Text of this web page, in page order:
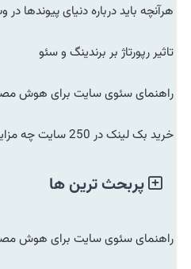
هرآنچه باید درباره دنیای پیوندها در
تاثیر رپورتاژ بر برندینگ و سئو
راهنمای سئوی سایت برای هوش
خرید بک لینک در 250 سایت چه مزایایی دارد؟
پربحث ترین ها
راهنمای سئوی سایت برای هوش